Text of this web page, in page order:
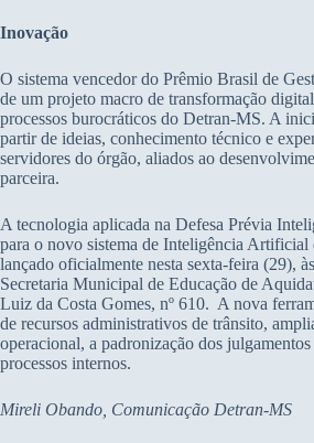
Inovação
O sistema vencedor do Prêmio Brasil de
de um projeto macro de transformação
processos burocráticos do Detran-MS. A
partir de ideias, conhecimento técnico e
servidores do órgão, aliados ao
parceira.
A tecnologia aplicada na Defesa Prévia
para o novo sistema de Inteligência Artificial
lançado oficialmente nesta sexta-feira (29),
Secretaria Municipal de Educação de
Luiz da Costa Gomes, nº 610. A nova
de recursos administrativos de trânsito,
operacional, a padronização dos
processos internos.
Mireli Obando, Comunicação Detran-MS